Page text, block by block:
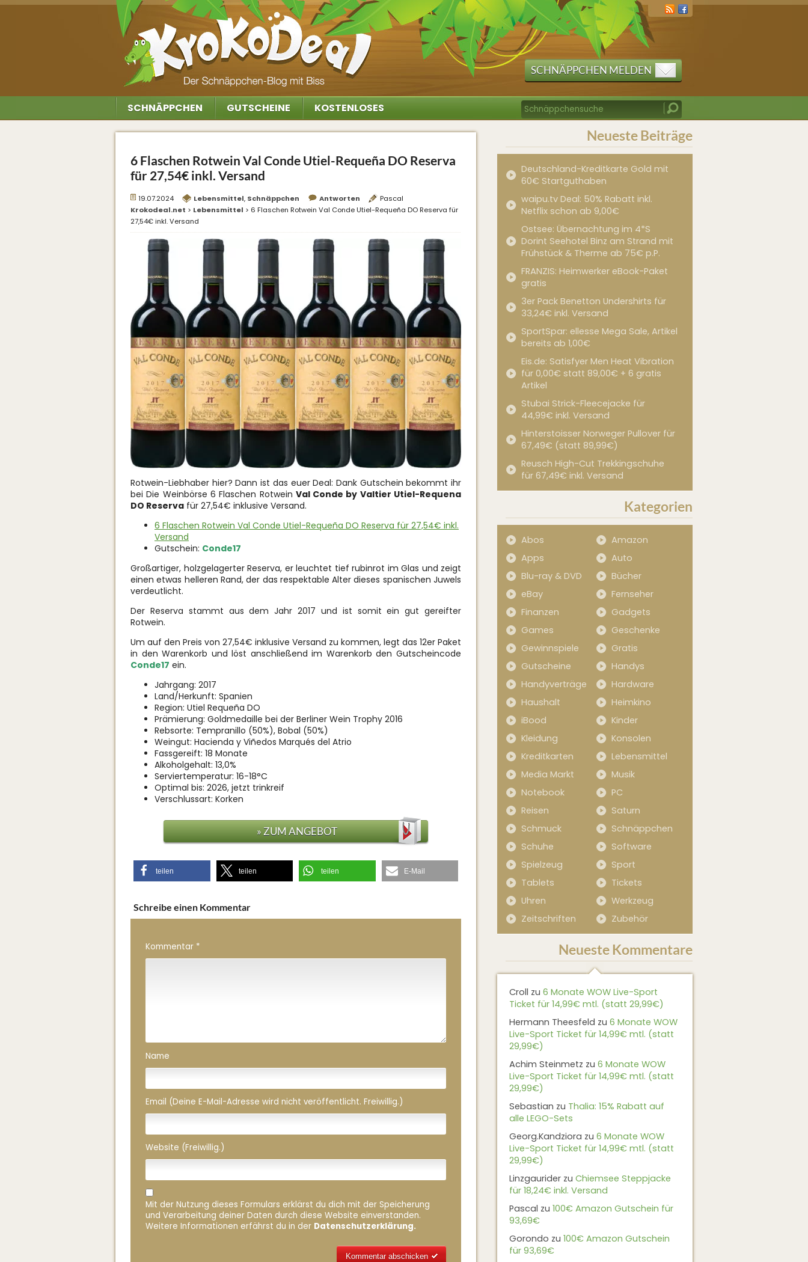
SCHNÄPPCHEN MELDEN
SCHNÄPPCHEN GUTSCHEINE KOSTENLOSES
6 Flaschen Rotwein Val Conde Utiel-Requeña DO Reserva
für 27,54€ inkl. Versand
19.07.2024 Lebensmittel, Schnäppchen Antworten
Pascal
Krokodeal.net > Lebensmittel > 6 Flaschen Rotwein Val Conde Utiel-Requeña DO Reserva für
27,54€ inkl. Versand
Rotwein-Liebhaber hier? Dann ist das euer Deal: Dank Gutschein bekommt ihr
bei Die Weinbörse 6 Flaschen Rotwein Val Conde by Valtier Utiel-Requena
DO Reserva für 27,54€ inklusive Versand.
6 Flaschen Rotwein Val Conde Utiel-Requeña DO Reserva für 27,54€ inkl.
Versand
Gutschein: Conde17
Großartiger, holzgelagerter Reserva, er leuchtet tief rubinrot im Glas und zeigt
einen etwas helleren Rand, der das respektable Alter dieses spanischen Juwels
verdeutlicht.
Der Reserva stammt aus dem Jahr 2017 und ist somit ein gut gereifter
Rotwein.
Um auf den Preis von 27,54€ inklusive Versand zu kommen, legt das 12er Paket
in den Warenkorb und löst anschließend im Warenkorb den Gutscheincode
Conde17 ein.
Jahrgang: 2017
Land/Herkunft: Spanien
Region: Utiel Requeña DO
Prämierung: Goldmedaille bei der Berliner Wein Trophy 2016
Rebsorte: Tempranillo (50%), Bobal (50%)
Weingut: Hacienda y Viñedos Marqués del Atrio
Fassgereift: 18 Monate
Alkoholgehalt: 13,0%
Serviertemperatur: 16-18°C
Optimal bis: 2026, jetzt trinkreif
Verschlussart: Korken
» ZUM ANGEBOT
teilen teilen teilen E-Mail
Schreibe einen Kommentar
Kommentar *
Name
Email (Deine E-Mail-Adresse wird nicht veröffentlicht. Freiwillig.)
Website (Freiwillig.)
Mit der Nutzung dieses Formulars erklärst du dich mit der Speicherung
und Verarbeitung deiner Daten durch diese Website einverstanden.
Weitere Informationen erfährst du in der Datenschutzerklärung.
Neueste Beiträge
Deutschland-Kreditkarte Gold mit
60€ Startguthaben
waipu.tv Deal: 50% Rabatt inkl.
Netflix schon ab 9,00€
Ostsee: Übernachtung im 4*S
Dorint Seehotel Binz am Strand mit
Frühstück & Therme ab 75€ p.P.
FRANZIS: Heimwerker eBook-Paket
gratis
3er Pack Benetton Undershirts für
33,24€ inkl. Versand
SportSpar: ellesse Mega Sale, Artikel
bereits ab 1,00€
Eis.de: Satisfyer Men Heat Vibration
für 0,00€ statt 89,00€ + 6 gratis
Artikel
Stubai Strick-Fleecejacke für
44,99€ inkl. Versand
Hinterstoisser Norweger Pullover für
67,49€ (statt 89,99€)
Reusch High-Cut Trekkingschuhe
für 67,49€ inkl. Versand
Kategorien
Abos
Amazon
Apps
Auto
Blu-ray & DVD
Bücher
eBay
Fernseher
Finanzen
Gadgets
Games
Geschenke
Gewinnspiele
Gratis
Gutscheine
Handys
Handyverträge
Hardware
Haushalt
Heimkino
iBood
Kinder
Kleidung
Konsolen
Kreditkarten
Lebensmittel
Media Markt
Musik
Notebook
PC
Reisen
Saturn
Schmuck
Schnäppchen
Schuhe
Software
Spielzeug
Sport
Tablets
Tickets
Uhren
Werkzeug
Zeitschriften
Zubehör
Neueste Kommentare
Croll zu 6 Monate WOW Live-Sport
Ticket für 14,99€ mtl. (statt 29,99€)
Hermann Theesfeld zu 6 Monate WOW
Live-Sport Ticket für 14,99€ mtl. (statt
29,99€)
Achim Steinmetz zu 6 Monate WOW
Live-Sport Ticket für 14,99€ mtl. (statt
29,99€)
Sebastian zu Thalia: 15% Rabatt auf
alle LEGO-Sets
Georg.Kandziora zu 6 Monate WOW
Live-Sport Ticket für 14,99€ mtl. (statt
29,99€)
Linzgaurider zu Chiemsee Steppjacke
für 18,24€ inkl. Versand
Pascal zu 100€ Amazon Gutschein für
93,69€
Gorondo zu 100€ Amazon Gutschein
für 93,69€